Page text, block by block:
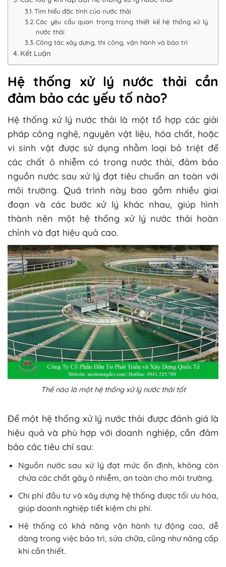
Tìm hiểu đặc tính của nước thải
Các yêu cầu quan trọng trong thiết kế hệ thống xử lý
nước thải
Công tác xây dựng, thi công, vận hành và bảo trì
Kết Luận
Hệ thống xử lý nước thải cần
đảm bảo các yếu tố nào?
Hệ thống xử lý nước thải là một tổ hợp các giải
pháp công nghệ, nguyên vật liệu, hóa chất, hoặc
vi sinh vật được sử dụng nhằm loại bỏ triệt để
các chất ô nhiễm có trong nước thải, đảm bảo
nguồn nước sau xử lý đạt tiêu chuẩn an toàn với
môi trường. Quá trình này bao gồm nhiều giai
đoạn và các bước xử lý khác nhau, giúp hình
thành nên một hệ thống xử lý nước thải hoàn
chỉnh và đạt hiệu quả cao.
Thế nào là một hệ thống xử lý nước thải tốt
Để một hệ thống xử lý nước thải được đánh giá là
hiệu quả và phù hợp với doanh nghiệp, cần đảm
bảo các tiêu chí sau:
Nguồn nước sau xử lý đạt mức ổn định, không còn
chứa các chất gây ô nhiễm, an toàn cho môi trường.
Chi phí đầu tư và xây dựng hệ thống được tối ưu hóa,
giúp doanh nghiệp tiết kiệm chi phí.
Hệ thống có khả năng vận hành tự động cao, dễ
dàng trong việc bảo trì, sửa chữa, cũng như nâng cấp
khi cần thiết.